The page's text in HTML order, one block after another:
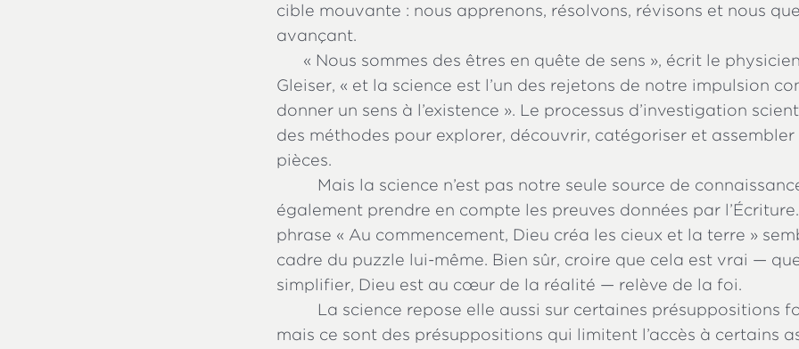
cible mouvante : nous apprenons, résolvons, révisons et nous
avançant.
« Nous sommes des êtres en quête de sens », écrit le
Gleiser, « et la science est l’un des rejetons de notre impulsion
donner un sens à l’existence ». Le processus d’investigation
des méthodes pour explorer, découvrir, catégoriser et
pièces.
Mais la science n’est pas notre seule source de
également prendre en compte les preuves données par
phrase « Au commencement, Dieu créa les cieux et la terre »
cadre du puzzle lui-même. Bien sûr, croire que cela est vrai —
simplifier, Dieu est au cœur de la réalité — relève de la foi.
La science repose elle aussi sur certaines présuppositions
mais ce sont des présuppositions qui limitent l’accès à certains